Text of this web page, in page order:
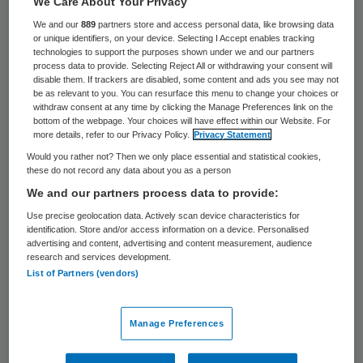
12 juni 2020,15:57
1136 keer gelezen
Sinds het begin van de corona-uitbraak in
Nederland is het virus vastgesteld bij zeker
231 zwangere vrouwen. Eén vrouw is vlak
na de bevalling overleden aan het virus.
Geen enkele baby bleek het virus te hebben.
De organisatie Perined houdt de stand van
zaken bij. Van de vrouwen zijn 148 nog
op een intensive care gelegen. De overleden
moeder werd drie dagen na de bevalling in
We and our889 partners store and access personal data, like browsing data
or unique identifiers, on your device. Selecting I Accept enables tracking
technologies to support the purposes shown under we and our partners
process data to provide. Selecting Reject All or withdrawing your consent will
disable them. If trackers are disabled, some content and ads you see may not
be as relevant to you. You can resurface this menu to change your choices or
withdraw consent at any time by clicking the Manage Preferences link on the
bottom of the webpage. Your choices will have effect within our Website. For
more details, refer to our Privacy Policy.
Privacy Statement
Would you rather not? Then we only place essential and statistical cookies,
these do not record any data about you as a person
We and our partners process data to provide:
Use precise geolocation data. Actively scan device characteristics for
identification. Store and/or access information on a device. Personalised
advertising and content, advertising and content measurement, audience
research and services development.
List of Partners (vendors)
Manage Preferences